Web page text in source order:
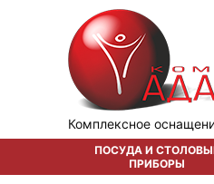
Комплексное
ПОСУДА И
ПРИБОРЫ